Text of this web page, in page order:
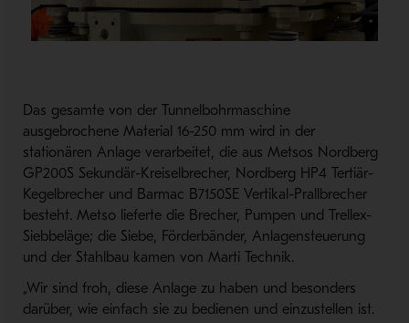
Das gesamte von der Tunnelbohrmaschine
ausgebrochene Material 16-250 mm wird in der
stationären Anlage verarbeitet, die aus Metsos Nordberg
GP200S Sekundär-Kreiselbrecher, Nordberg HP4 Tertiär-
Kegelbrecher und Barmac B7150SE Vertikal-Prallbrecher
besteht. Metso lieferte die Brecher, Pumpen und Trellex-
Siebbeläge; die Siebe, Förderbänder, Anlagensteuerung
und der Stahlbau kamen von Marti Technik.
„Wir sind froh, diese Anlage zu haben und besonders
darüber, wie einfach sie zu bedienen und einzustellen ist.